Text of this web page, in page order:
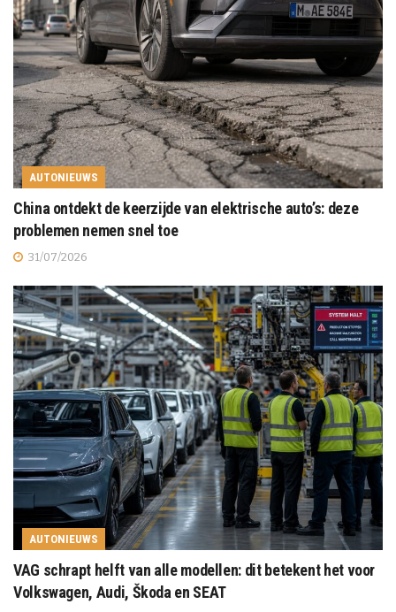
AUTONIEUWS
China ontdekt de keerzijde van elektrische auto’s: deze
problemen nemen snel toe
31/07/2026
AUTONIEUWS
VAG schrapt helft van alle modellen: dit betekent het voor
Volkswagen, Audi, Škoda en SEAT